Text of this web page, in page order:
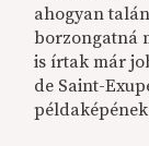
ahogyan
borzongatná
is írtak már
de Saint-
példaképének